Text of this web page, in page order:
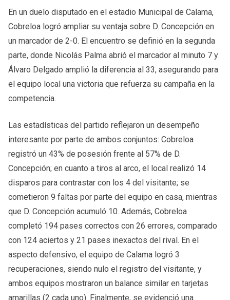
En un duelo disputado en el estadio Municipal de Calama,
Cobreloa logró ampliar su ventaja sobre D. Concepción en
un marcador de 2-0. El encuentro se definió en la segunda
parte, donde Nicolás Palma abrió el marcador al minuto 7 y
Álvaro Delgado amplió la diferencia al 33, asegurando para
el equipo local una victoria que refuerza su campaña en la
competencia.
Las estadísticas del partido reflejaron un desempeño
interesante por parte de ambos conjuntos: Cobreloa
registró un 43% de posesión frente al 57% de D.
Concepción; en cuanto a tiros al arco, el local realizó 14
disparos para contrastar con los 4 del visitante; se
cometieron 9 faltas por parte del equipo en casa, mientras
que D. Concepción acumuló 10. Además, Cobreloa
completó 194 pases correctos con 26 errores, comparado
con 124 aciertos y 21 pases inexactos del rival. En el
aspecto defensivo, el equipo de Calama logró 3
recuperaciones, siendo nulo el registro del visitante, y
ambos equipos mostraron un balance similar en tarjetas
amarillas (2 cada uno). Finalmente, se evidenció una